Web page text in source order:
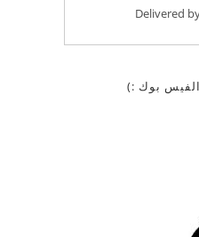
Delivered
بوك :)